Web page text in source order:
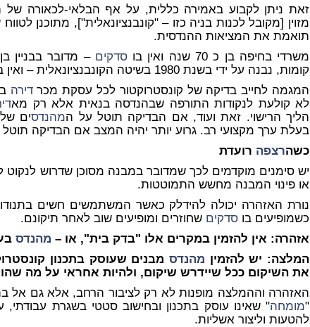
זאת ניתן לקבוע באמירה כללית, על אף הבלאי-לכאורה של
תואמת את המציאות ההנדסית.
משרדי בחיפה בן כ 70 שנה ואין בו
סדקים
קומות, נבנה על ידי בשנת 1980 בשיטה הקונבנציונאלית – ואין בו
המגמה לחייב בדיקה של קונסטרוקטור לכל עסקת מכרדירה
לא קולעת לנקודות התורפה שבהנדסה בנאית אלא רק מא
הליך הרישוי. זאת ועוד, אם הבדיקה תוטל על המהנדסים
בעלת ערך מקצועי רב. גרוע יותר יהיה המצב אם הבדיקה
כשהרצפה רועדת
יש סימנים מוקדמים לכך שמדובר במבנה מסוכן שדרוש לנקוט
או פינוי המבנה מחשש התמוטטות.
נורת האזהרה יכולה להידלק כאשר המשתמשים חשים
כשמופיעים בו סדקים שחוזרים ומופיעים שוב לאחר תיקונם.
אזהרה: אין להזמין במקרים אלו "בדק בית", או – מהנדס
המלצה: יש להזמין מהנדס מבנים שעוסק בתכנון
את השיקום ככל שיידרש שיקום, ולהיות אחראי על מה
האזהרה וההמלצה מופנות לא רק לציבור הרחב, אלא גם אל
"מומחה" שאינו עוסק בתכנון ובחישוב סטטי בשגרת
להטעות וליצור אשליות.